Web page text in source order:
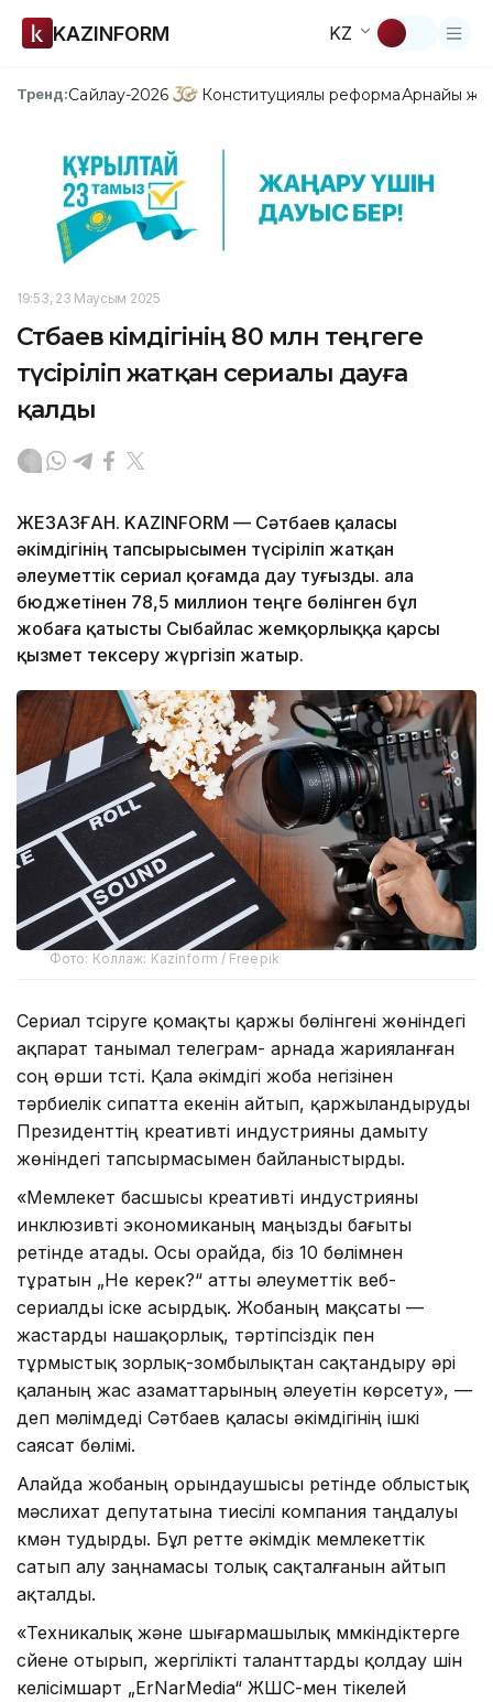
KAZINFORM KZ
Тренд:Сайлау-2026 Конституциялық реформаАрнайы
19:53, 23 Маусым 2025
Сәтбаев әкімдігінің 80 млн теңгеге
түсіріліп жатқан сериалы дауға
қалды
ЖЕЗҚАЗҒАН. KAZINFORM — Сәтбаев қаласы
әкімдігінің тапсырысымен түсіріліп жатқан
әлеуметтік сериал қоғамда дау туғызды. Қала
бюджетінен 78,5 миллион теңге бөлінген бұл
жобаға қатысты Сыбайлас жемқорлыққа қарсы
қызмет тексеру жүргізіп жатыр.
Фото: Коллаж: Kazinform / Freepik
Сериал түсіруге қомақты қаржы бөлінгені жөніндегі
ақпарат танымал телеграм- арнада жарияланған
соң өрши түсті. Қала әкімдігі жоба негізінен
тәрбиелік сипатта екенін айтып, қаржыландыруды
Президенттің креативті индустрияны дамыту
жөніндегі тапсырмасымен байланыстырды.
«Мемлекет басшысы креативті индустрияны
инклюзивті экономиканың маңызды бағыты
ретінде атады. Осы орайда, біз 10 бөлімнен
тұратын „Не керек?“ атты әлеуметтік веб-
сериалды іске асырдық. Жобаның мақсаты —
жастарды нашақорлық, тәртіпсіздік пен
тұрмыстық зорлық-зомбылықтан сақтандыру әрі
қаланың жас азаматтарының әлеуетін көрсету», —
деп мәлімдеді Сәтбаев қаласы әкімдігінің ішкі
саясат бөлімі.
Алайда жобаның орындаушысы ретінде облыстық
мәслихат депутатына тиесілі компания таңдалуы
күмән тудырды. Бұл ретте әкімдік мемлекеттік
сатып алу заңнамасы толық сақталғанын айтып
ақталды.
«Техникалық және шығармашылық мүмкіндіктерге
сүйене отырып, жергілікті таланттарды қолдау үшін
келісімшарт „ErNarMedia“ ЖШС-мен тікелей